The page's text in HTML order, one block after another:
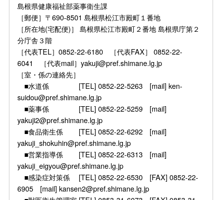
島根県健康福祉部薬事衛生課
［郵便］〒690-8501 島根県松江市殿町１番地
［所在地(宅配便)］ 島根県松江市殿町２番地 島根県庁第２
分庁舎３階
［代表TEL］0852-22-6180 ［代表FAX］ 0852-22-
6041 ［代表mail］yakuji@pref.shimane.lg.jp
［室・係の連絡先］
■水道係 [TEL] 0852-22-5263 [mail] ken-
suidou@pref.shimane.lg.jp
■薬事係 [TEL] 0852-22-5259 [mail]
yakuji2@pref.shimane.lg.jp
■食品衛生係 [TEL] 0852-22-6292 [mail]
yakuji_shokuhin@pref.shimane.lg.jp
■営業指導係 [TEL] 0852-22-6313 [mail]
yakuji_eigyou@pref.shimane.lg.jp
■感染症対策係 [TEL] 0852-22-6530 [FAX] 0852-22-
6905 [mail] kansen2@pref.shimane.lg.jp